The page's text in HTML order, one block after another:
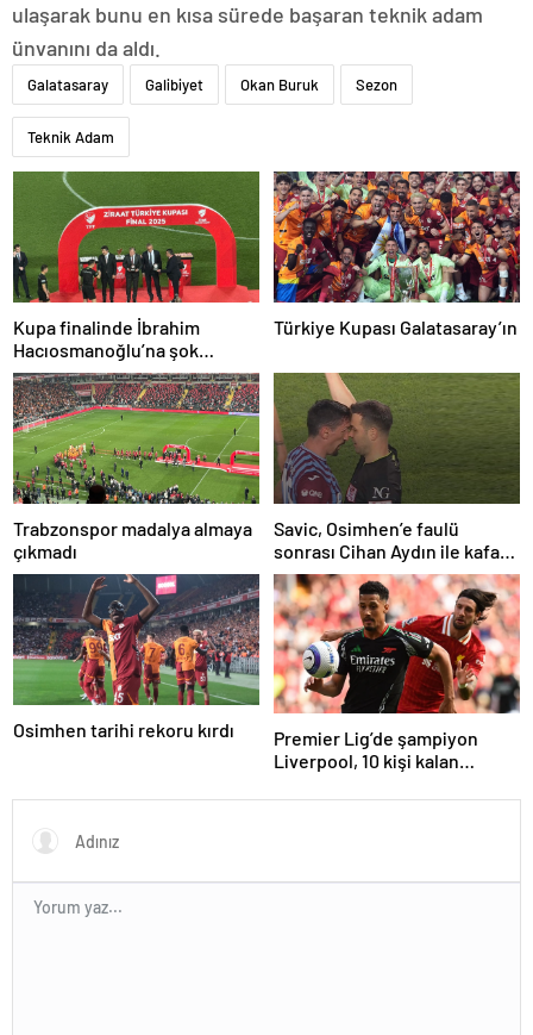
ulaşarak bunu en kısa sürede başaran teknik adam
ünvanını da aldı.
Galatasaray Galibiyet Okan Buruk Sezon
Teknik Adam
Kupa finalinde İbrahim
Hacıosmanoğlu’na şok
protesto!
Türkiye Kupası Galatasaray’ın
Trabzonspor madalya almaya
çıkmadı
Savic, Osimhen’e faulü
sonrası Cihan Aydın ile kafa
kafaya geldi!
Osimhen tarihi rekoru kırdı
Premier Lig’de şampiyon
Liverpool, 10 kişi kalan